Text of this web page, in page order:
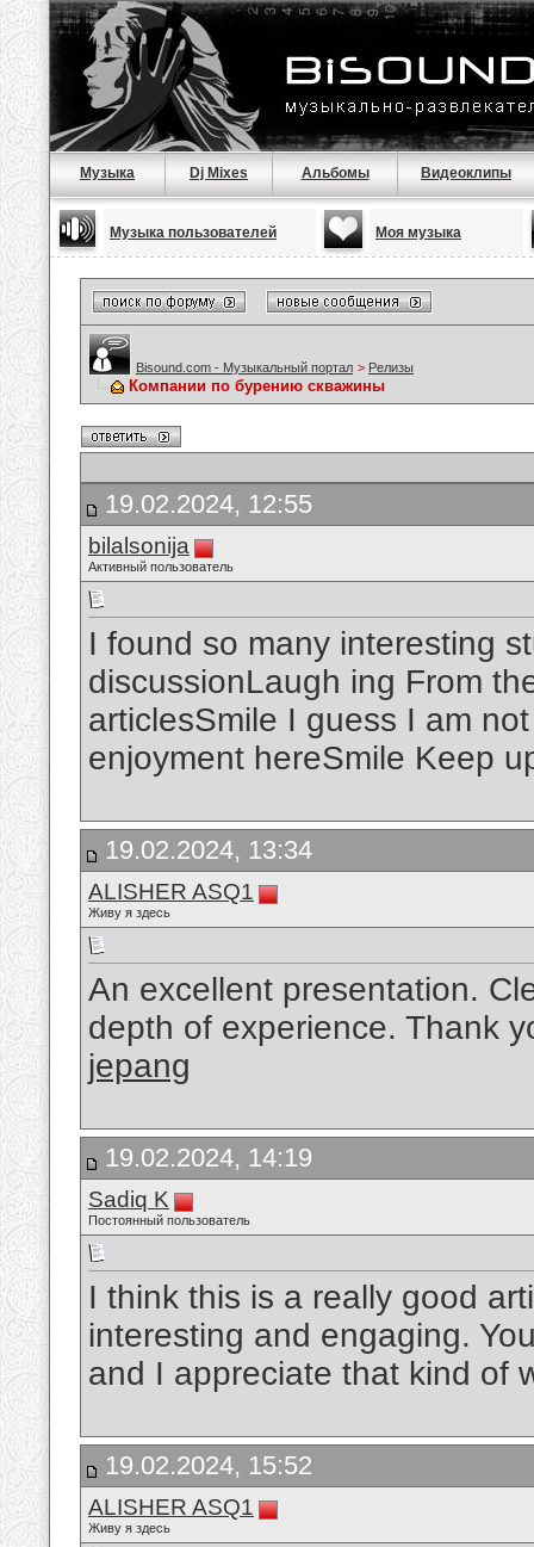
Музыка Dj Mixes Альбомы Видеоклипы
Музыка пользователей Моя музыка
Bisound.com - Музыкальный портал > Релизы
Компании по бурению скважины
19.02.2024, 12:55
bilalsonija
Активный пользователь
I found so many interesting
discussionLaugh ing From
articlesSmile I guess I am
enjoyment hereSmile Keep
19.02.2024, 13:34
ALISHER ASQ1
Живу я здесь
An excellent presentation.
depth of experience. Thank
jepang
19.02.2024, 14:19
Sadiq K
Постоянный пользователь
I think this is a really good
interesting and engaging.
and I appreciate that kind of
19.02.2024, 15:52
ALISHER ASQ1
Живу я здесь